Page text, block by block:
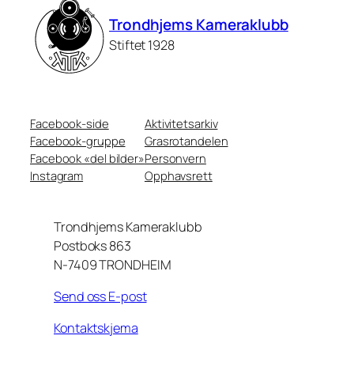
Trondhjems Kameraklubb
Stiftet 1928
Facebook-side
Facebook-gruppe
Facebook «del bilder»
Instagram
Aktivitetsarkiv
Grasrotandelen
Personvern
Opphavsrett
Trondhjems Kameraklubb
Postboks 863
N-7409 TRONDHEIM
Send oss E-post
Kontaktskjema